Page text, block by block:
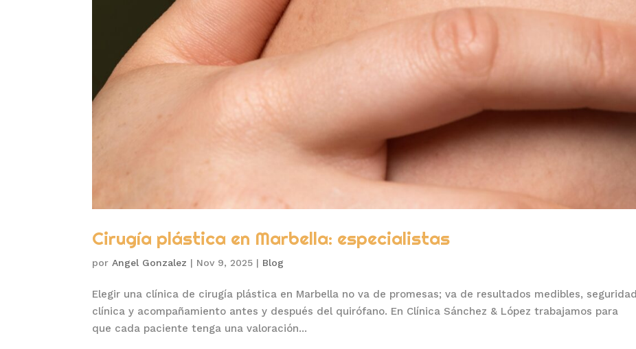
Cirugía plástica en Marbella: especialistas
porAngel Gonzalez | Nov 9, 2025 | Blog
Elegir una clínica de cirugía plástica en Marbella no va de promesas; va de resultados medibles, seguridad
clínica y acompañamiento antes y después del quirófano. En Clínica Sánchez & López trabajamos para
que cada paciente tenga una valoración...